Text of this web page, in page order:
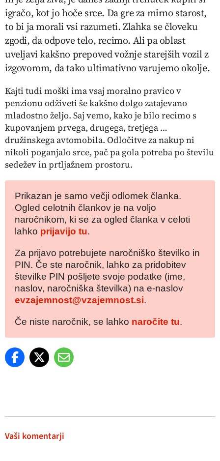
igračo, kot jo hoče srce. Da gre za mirno starost,
to bi ja morali vsi razumeti. Zlahka se človeku
zgodi, da odpove telo, recimo. Ali pa oblast
uveljavi kakšno prepoved vožnje starejših vozil z
izgovorom, da tako ultimativno varujemo okolje.
Kajti tudi moški ima vsaj moralno pravico v
penzionu odživeti še kakšno dolgo zatajevano
mladostno željo. Saj vemo, kako je bilo recimo s
kupovanjem prvega, drugega, tretjega …
družinskega avtomobila. Odločitve za nakup ni
nikoli poganjalo srce, pač pa gola potreba po številu
sedežev in prtljažnem prostoru.
Prikazan je samo večji odlomek članka.
Ogled celotnih člankov je na voljo
naročnikom, ki se za ogled članka v celoti
lahko prijavijo tu.
Za prijavo potrebujete naročniško številko in
PIN. Če ste naročnik, lahko za pridobitev
številke PIN pošljete svoje podatke (ime,
naslov, naročniška številka) na e-naslov
evzajemnost@vzajemnost.si.
Če niste naročnik, se lahko naročite tu.
Vaši komentarji